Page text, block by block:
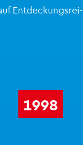
Ent­de­ckungs­rei­
1998